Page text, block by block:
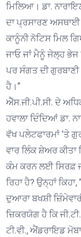
ਮਿਲਿਆ। ਡਾ.
ਦਾ ਪ੍ਰਸਾਰਣ ਅਸਥਾਈ
ਕਾਨੂੰਨੀ ਨੋਟਿਸ ਮਿਲ
ਜਾਓ ਜਾਂ ਮੈਨੂੰ ਜੇਲ੍ਹ ਭੇਜ
ਪਰ ਸੰਗਤ ਦੀ
ਹੈ।”
ਐੱਸ.ਜੀ.ਪੀ.ਸੀ. ਦੇ
ਹਵਾਲਾ ਦਿੰਦਿਆਂ ਡਾ.
ਵੱਖ ਪਲੇਟਫਾਰਮਾਂ ‘ਤੇ
ਵਾਰ ਲਿੰਕ ਸ਼ੇਅਰ ਕੀਤਾ
ਕੰਮ ਕਰਨ ਲਈ ਸਿਰਫ਼
ਰਿਹਾ ਹੈ? ਉਨ੍ਹਾਂ
ਦੁਆਰਾ ਬਖਸ਼ੀ
ਜ਼ਿਕਰਯੋਗ ਹੈ ਕਿ
ਟੀ.ਵੀ., ਐਂਡਰਾਇਡ